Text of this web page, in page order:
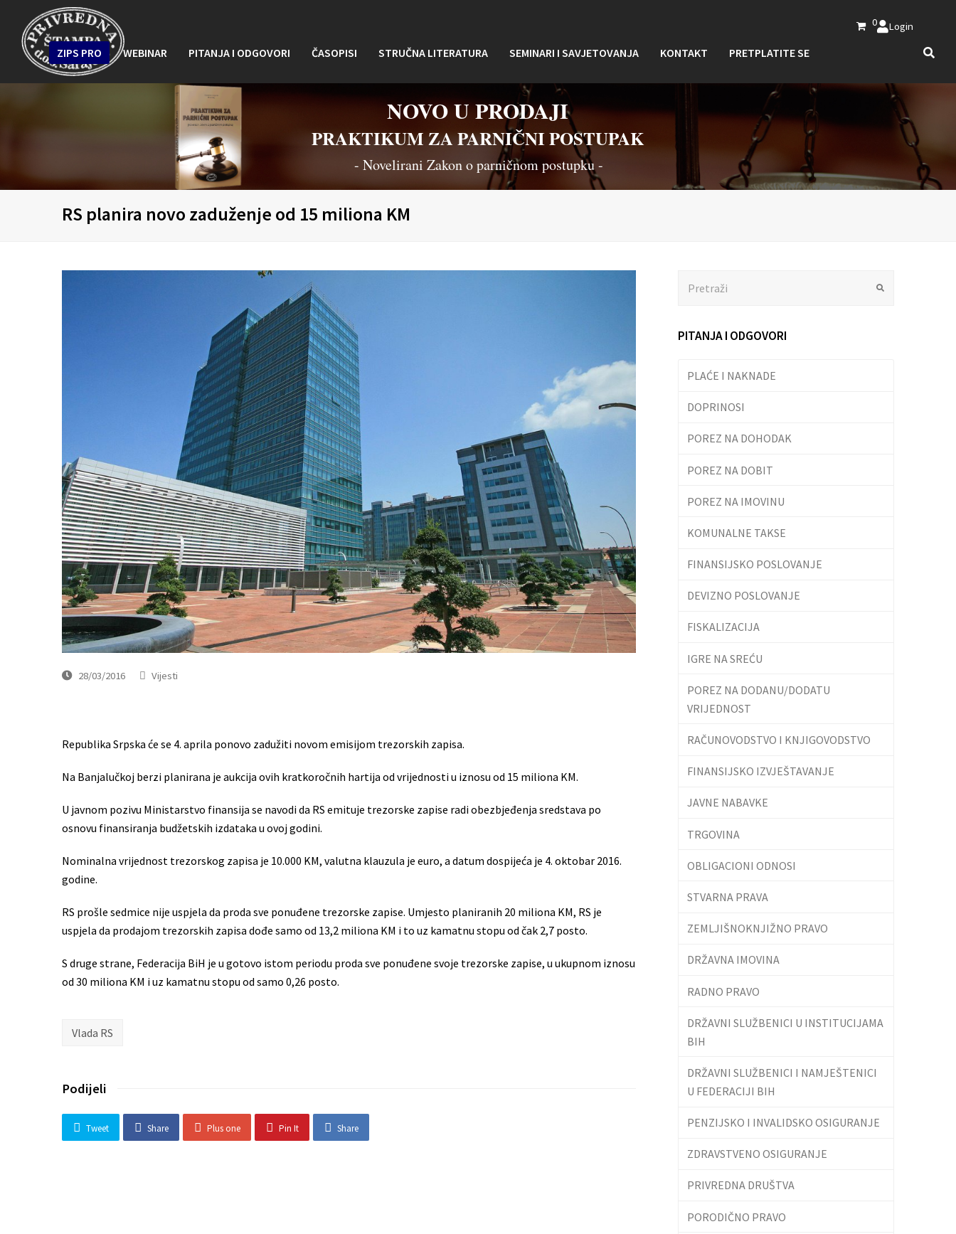
0 Login
ZIPS PRO WEBINAR PITANJA I ODGOVORI ČASOPISI STRUČNA LITERATURA SEMINARI I SAVJETOVANJA KONTAKT PRETPLATITE SE
NOVO U PRODAJI
PRAKTIKUM ZA PARNIČNI POSTUPAK
- Novelirani Zakon o parničnom postupku -
RS planira novo zaduženje od 15 miliona KM
28/03/2016 Vijesti
Republika Srpska će se 4. aprila ponovo zadužiti novom emisijom trezorskih zapisa.
Na Banjalučkoj berzi planirana je aukcija ovih kratkoročnih hartija od vrijednosti u iznosu od 15 miliona KM.
U javnom pozivu Ministarstvo finansija se navodi da RS emituje trezorske zapise radi obezbjeđenja sredstava po
osnovu finansiranja budžetskih izdataka u ovoj godini.
Nominalna vrijednost trezorskog zapisa je 10.000 KM, valutna klauzula je euro, a datum dospijeća je 4. oktobar 2016.
godine.
RS prošle sedmice nije uspjela da proda sve ponuđene trezorske zapise. Umjesto planiranih 20 miliona KM, RS je
uspjela da prodajom trezorskih zapisa dođe samo od 13,2 miliona KM i to uz kamatnu stopu od čak 2,7 posto.
S druge strane, Federacija BiH je u gotovo istom periodu proda sve ponuđene svoje trezorske zapise, u ukupnom iznosu
od 30 miliona KM i uz kamatnu stopu od samo 0,26 posto.
Vlada RS
Podijeli
Tweet Share Plus one Pin It Share
PITANJA I ODGOVORI
PLAĆE I NAKNADE
DOPRINOSI
POREZ NA DOHODAK
POREZ NA DOBIT
POREZ NA IMOVINU
KOMUNALNE TAKSE
FINANSIJSKO POSLOVANJE
DEVIZNO POSLOVANJE
FISKALIZACIJA
IGRE NA SREĆU
POREZ NA DODANU/DODATU
VRIJEDNOST
RAČUNOVODSTVO I KNJIGOVODSTVO
FINANSIJSKO IZVJEŠTAVANJE
JAVNE NABAVKE
TRGOVINA
OBLIGACIONI ODNOSI
STVARNA PRAVA
ZEMLJIŠNOKNJIŽNO PRAVO
DRŽAVNA IMOVINA
RADNO PRAVO
DRŽAVNI SLUŽBENICI U INSTITUCIJAMA
BIH
DRŽAVNI SLUŽBENICI I NAMJEŠTENICI
U FEDERACIJI BIH
PENZIJSKO I INVALIDSKO OSIGURANJE
ZDRAVSTVENO OSIGURANJE
PRIVREDNA DRUŠTVA
PORODIČNO PRAVO